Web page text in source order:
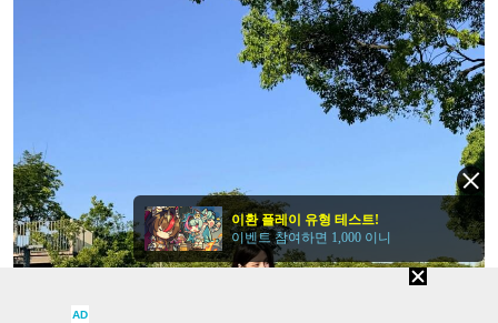
AD
이환 플레이 유형 테스트!
이벤트 참여하면 1,000 이니